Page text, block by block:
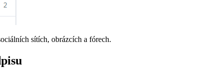
sítích, obrázcích a fórech.